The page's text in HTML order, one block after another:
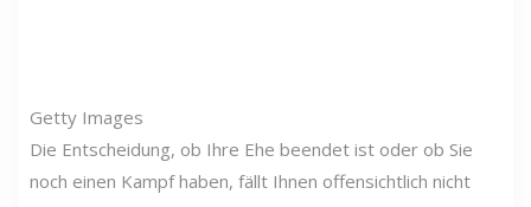
Getty Images
Die Entscheidung, ob Ihre Ehe beendet ist oder ob Sie
noch einen Kampf haben, fällt Ihnen offensichtlich nicht